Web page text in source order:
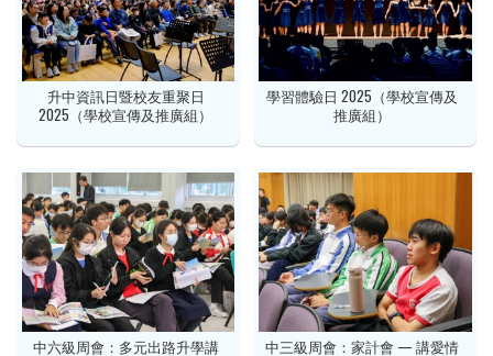
升中資訊日暨校友重聚日
2025（學校宣傳及推廣組）
學習體驗日 2025（學校宣傳及
推廣組）
中六級周會：多元出路升學講
中三級周會：家計會 — 講愛情